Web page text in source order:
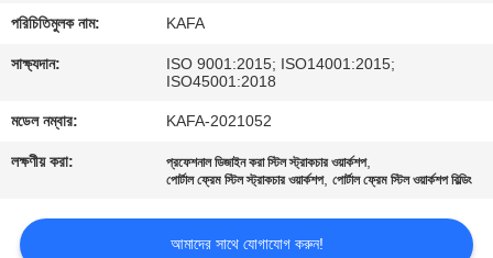
পরিদর্শন
নিয়ন্ত্রণ
সাথে
পরিচিতিমুলক নাম: KAFA
সাক্ষ্যদান:
ISO 9001:2015; ISO14001:2015;
ISO45001:2018
মডেল নম্বার: KAFA-2021052
লক্ষণীয় করা: প্রফেশনাল ডিজাইন করা স্টিল স্ট্রাকচার ওয়ার্কশপ,
পোর্টাল ফ্রেম স্টিল স্ট্রাকচার ওয়ার্কশপ,পোর্টাল ফ্রেম স্টিল ওয়ার্কশপ বিল্ডিং
আমাদের সাথে যোগাযোগ করুন!